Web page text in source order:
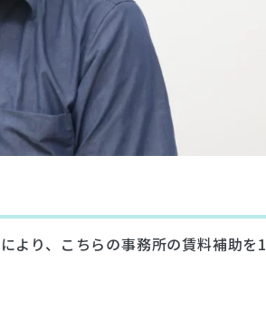
より、こちらの事務所の賃料補助を1